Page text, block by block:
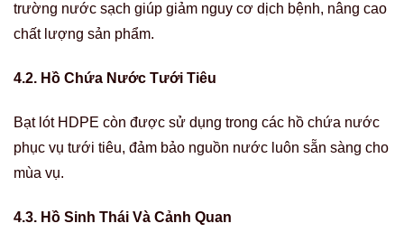
trường nước sạch giúp giảm nguy cơ dịch bệnh, nâng cao
chất lượng sản phẩm.
4.2. Hồ Chứa Nước Tưới Tiêu
Bạt lót HDPE còn được sử dụng trong các hồ chứa nước
phục vụ tưới tiêu, đảm bảo nguồn nước luôn sẵn sàng cho
mùa vụ.
4.3. Hồ Sinh Thái Và Cảnh Quan